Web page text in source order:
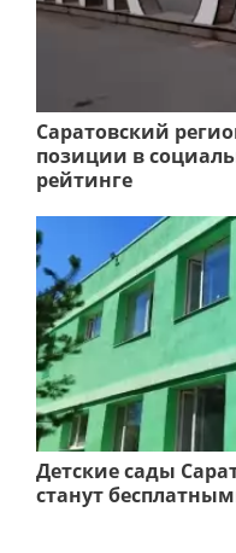
Саратовский
позиции в
рейтинге
Детские сады
станут